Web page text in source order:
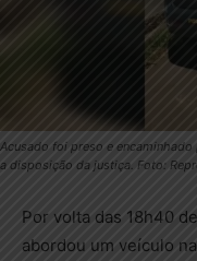
Acusado foi preso e encaminhado
a disposição da justiça. Foto:
Por volta das 18h40
abordou um veículo